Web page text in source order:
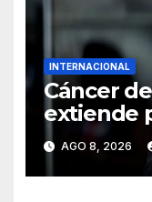
INTERNACIONAL
Cáncer
extiende
causa
huesos,
AGO 8, 2026